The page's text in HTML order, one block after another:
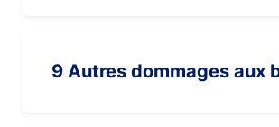
9 Autres dommages aux